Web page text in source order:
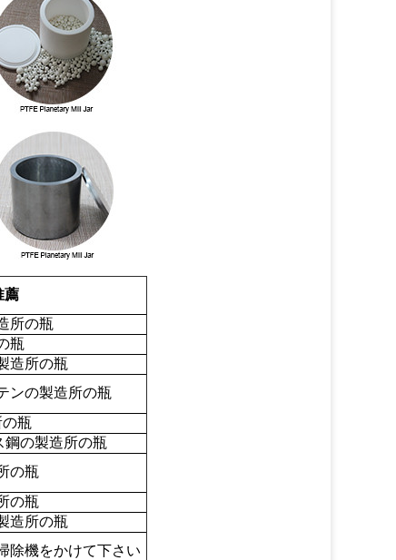
薦
所の瓶
瓶
造所の瓶
ンの製造所の瓶
瓶
鋼の製造所の瓶
の瓶
の瓶
造所の瓶
除機をかけて下さい